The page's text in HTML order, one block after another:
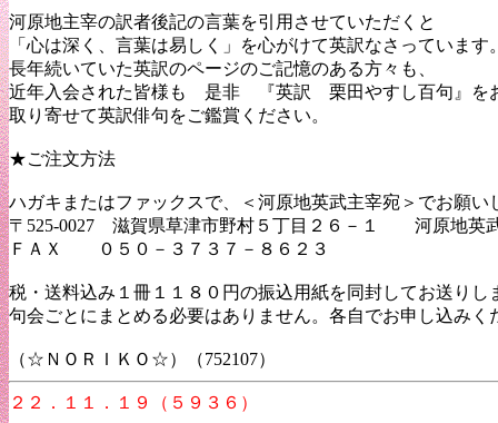
河原地主宰の訳者後記の言葉を引用させていただくと
「心は深く、言葉は易しく」を心がけて英訳なさっています
長年続いていた英訳のページのご記憶のある方々も、
近年入会された皆様も 是非 『英訳 栗田やすし百句』を
取り寄せて英訳俳句をご鑑賞ください。
★ご注文方法
ハガキまたはファックスで、＜河原地英武主宰宛＞でお願い
〒525-0027 滋賀県草津市野村５丁目２６－１ 河原地英
ＦＡＸ ０５０－３７３７－８
税・送料込み１冊１１８０円の振込用紙を同封してお送りし
句会ごとにまとめる必要はありません。各自でお申し込みく
（☆ＮＯＲＩＫＯ☆）（752107）
２２．１１．１９（５９３６）